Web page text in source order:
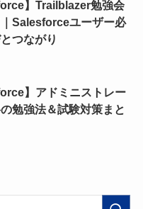
】Trailblazer勉強会
Salesforceユーザー必
つながり
】アドミニストレー
勉強法＆試験対策まと